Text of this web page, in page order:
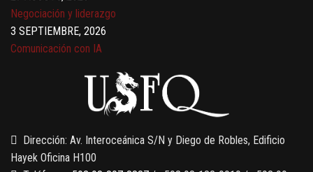
Negociación y liderazgo
3 SEPTIEMBRE, 2026
Comunicación con IA
Gobernanza de datos
Finanzas para no financieros
Dirección: Av. Interoceánica S/N y Diego de Robles, Edificio
Hayek Oficina H100